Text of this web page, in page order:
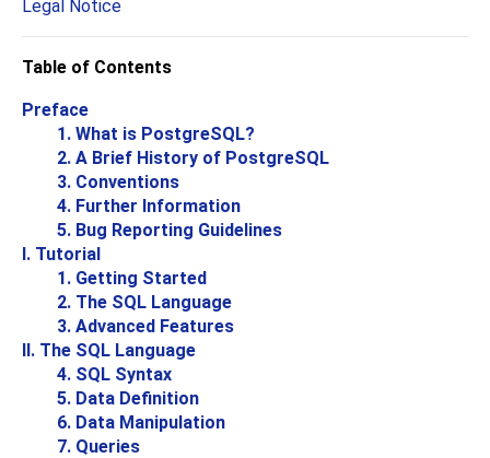
Legal Notice
Table of Contents
Preface
1. What is PostgreSQL?
2. A Brief History of PostgreSQL
3. Conventions
4. Further Information
5. Bug Reporting Guidelines
I. Tutorial
1. Getting Started
2. The SQL Language
3. Advanced Features
II. The SQL Language
4. SQL Syntax
5. Data Definition
6. Data Manipulation
7. Queries